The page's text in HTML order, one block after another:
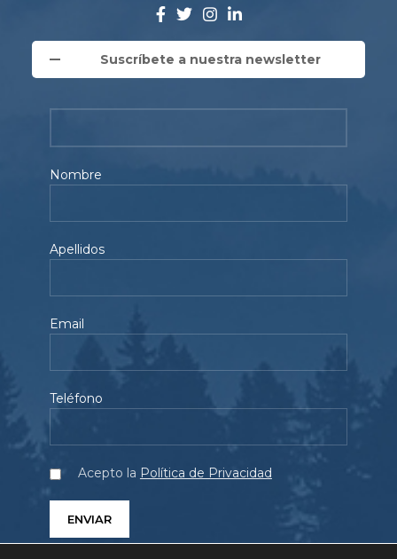
Suscríbete a nuestra newsletter
Nombre
Apellidos
Email
Teléfono
Acepto la Política de Privacidad